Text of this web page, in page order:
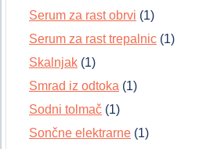
Serum za rast obrvi (1)
Serum za rast trepalnic (1)
Skalnjak (1)
Smrad iz odtoka (1)
Sodni tolmač (1)
Sončne elektrarne (1)